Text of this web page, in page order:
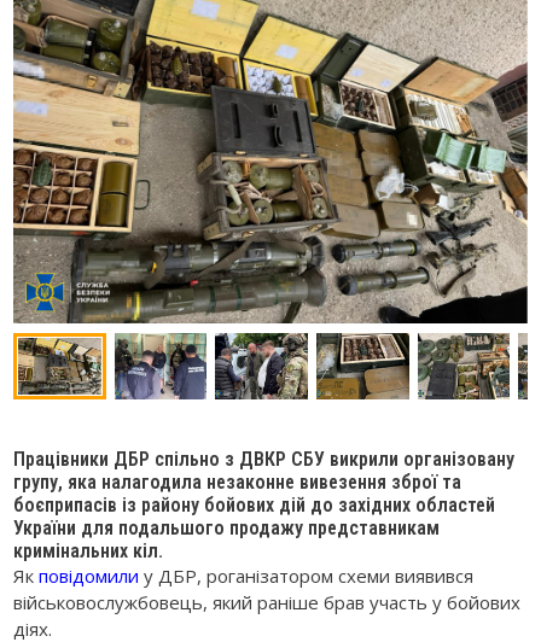
Працівники ДБР спільно з ДВКР СБУ викрили організовану
групу, яка налагодила незаконне вивезення зброї та
боєприпасів із району бойових дій до західних областей
України для подальшого продажу представникам
кримінальних кіл.
Якповідомили у ДБР, роганізатором схеми виявився
військовослужбовець, який раніше брав участь у бойових
діях.